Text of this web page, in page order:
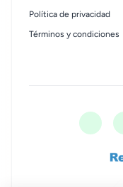
Política de privacidad
Términos y condiciones